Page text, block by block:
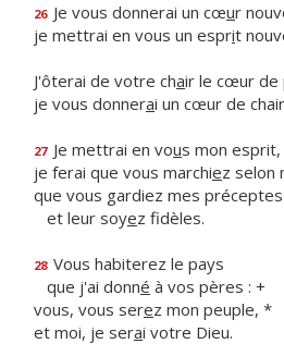
26 Je vous donnerai un cœur
je mettrai en vous un esprit
J'ôterai de votre chair le cœur de
je vous donnerai un cœur de
27 Je mettrai en vous mon esprit,
je ferai que vous marchiez selon
que vous gardiez mes préceptes
et leur soyez fidèles.
28 Vous habiterez le pays
que j'ai donné à vos pères : +
vous, vous serez mon peuple, *
et moi, je serai votre Dieu.